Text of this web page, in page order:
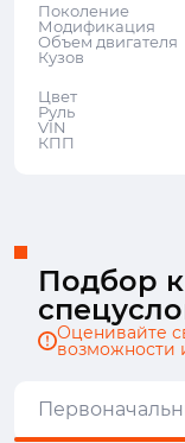
Поколение
Модификация
Объем двигателя
Кузов
Цвет
Руль
VIN
КПП
Подбор
Оценивайте
возможности